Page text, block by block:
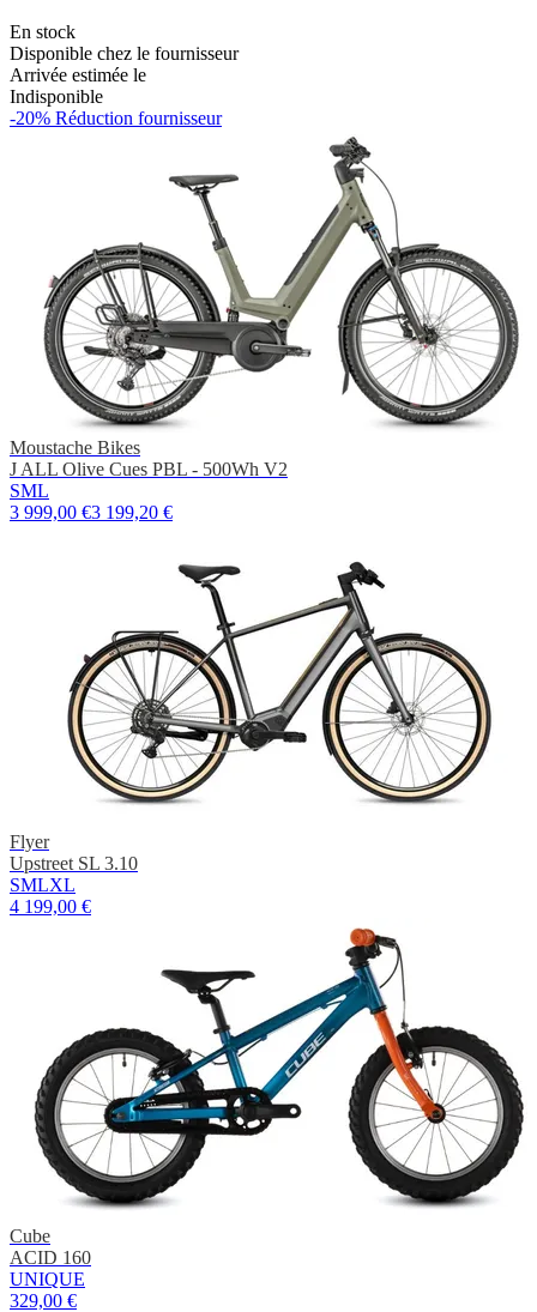
En stock
Disponible chez le fournisseur
Arrivée estimée le
Indisponible
-20% Réduction fournisseur
Moustache Bikes
J ALL Olive Cues PBL - 500Wh V2
SML
3 999,00 €3 199,20 €
Flyer
Upstreet SL 3.10
SMLXL
4 199,00 €
Cube
ACID 160
UNIQUE
329,00 €